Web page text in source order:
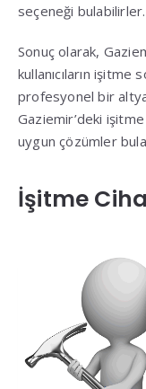
seçeneği bulabilirler.
Sonuç olarak,
kullanıcıların işitme
profesyonel bir
Gaziemir’deki
uygun çözümler
İşitme